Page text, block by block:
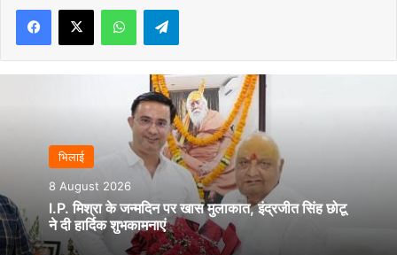
Facebook
X WhatsAppTelegram
भिलाई
8 August 2026
I.P. मिश्रा के जन्मदिन पर खास मुलाकात, इंद्रजीत सिंह छोटू
ने दी हार्दिक शुभकामनाएं